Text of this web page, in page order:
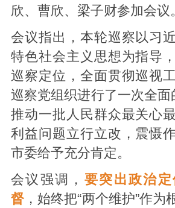
欣、曹欣、梁子财参加会议
会议指出，本轮巡察以习
特色社会主义思想为指导
巡察定位，全面贯彻巡视
巡察党组织进行了一次全面
推动一批人民群众最关心
利益问题立行立改，震慑
市委给予充分肯定。
会议强调， 要突出政治
督 ，始终把“两个维护”作为